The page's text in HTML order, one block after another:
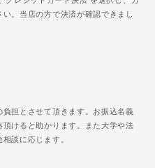
。当店の方で決済が確認できまし
担とさせて頂きます。お振込名義
けると助かります。また大学や法
相談に応じます。